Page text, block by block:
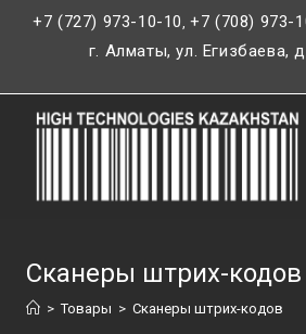
+7 (727) 973-10-10,+7 (708) 973-
г. Алматы, ул. Егизбаева,
Сканеры штрих-кодов
> Товары > Сканеры штрих-кодов